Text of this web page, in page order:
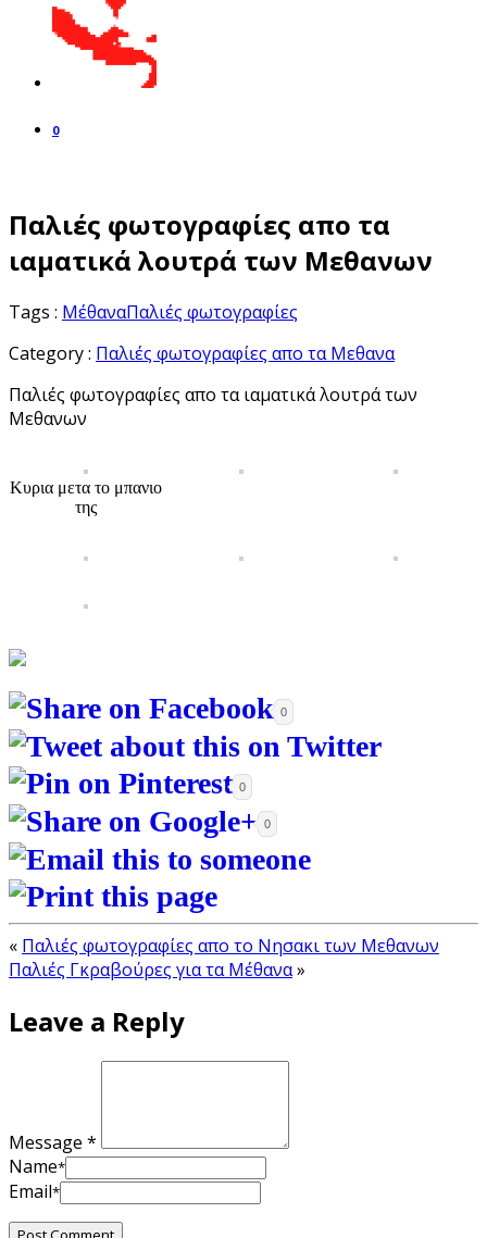
0
Παλιές φωτογραφίες απο τα
ιαματικά λουτρά των Μεθανων
Tags : ΜέθαναΠαλιές φωτογραφίες
Category : Παλιές φωτογραφίες απο τα Μεθανα
Παλιές φωτογραφίες απο τα ιαματικά λουτρά των
Μεθανων
Κυρια μετα το μπανιο
της
0
0
0
« Παλιές φωτογραφίες απο το Νησακι των Μεθανων
Παλιές Γκραβούρες για τα Μέθανα»
Leave a Reply
Message *
Name*
Email*